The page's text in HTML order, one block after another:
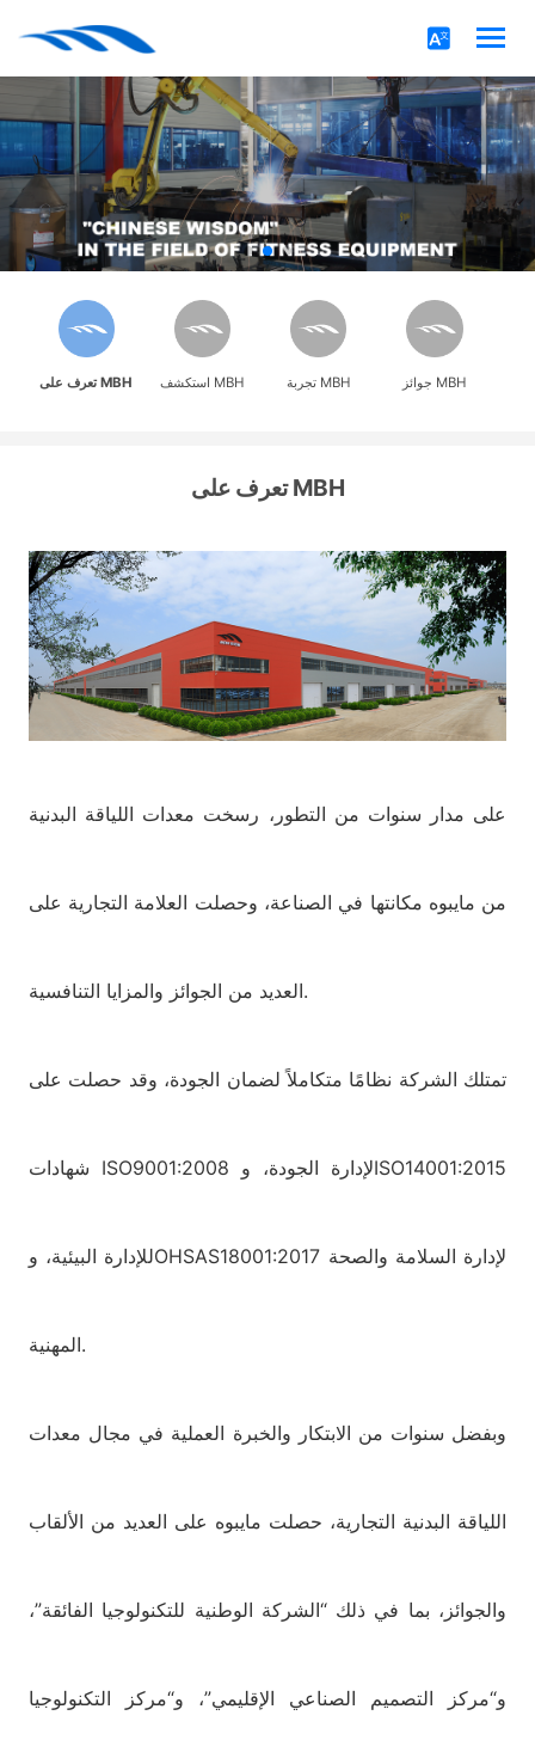
تعرف على MBH استكشف MBH تجربة MBH جوائز MBH
تعرف على MBH
على مدار سنوات من التطور، رسخت معدات اللياقة البدنية
من مايبوه مكانتها في الصناعة، وحصلت العلامة التجارية على
العديد من الجوائز والمزايا التنافسية.
تمتلك الشركة نظامًا متكاملاً لضمان الجودة، وقد حصلت على
شهادات ISO9001:2008 لإدارة الجودة، وISO14001:2015
للإدارة البيئية، وOHSAS18001:2017 لإدارة السلامة والصحة
المهنية.
وبفضل سنوات من الابتكار والخبرة العملية في مجال معدات
اللياقة البدنية التجارية، حصلت مايبوه على العديد من الألقاب
والجوائز، بما في ذلك “الشركة الوطنية للتكنولوجيا الفائقة”،
و“مركز التصميم الصناعي الإقليمي”، و“مركز التكنولوجيا